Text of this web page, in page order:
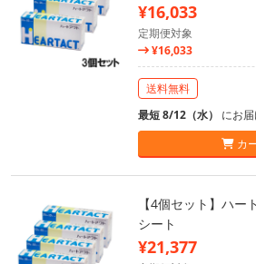
¥16,033
定期便対象
¥16,033
送料無料
最短 8/12（水） にお
カ
【4個セット】ハ
シート
¥21,377